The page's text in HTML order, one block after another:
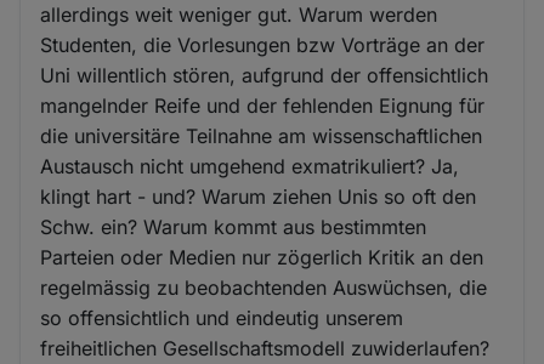
allerdings weit weniger gut. Warum werden
Studenten, die Vorlesungen bzw Vorträge an der
Uni willentlich stören, aufgrund der offensichtlich
mangelnder Reife und der fehlenden Eignung für
die universitäre Teilnahne am wissenschaftlichen
Austausch nicht umgehend exmatrikuliert? Ja,
klingt hart - und? Warum ziehen Unis so oft den
Schw. ein? Warum kommt aus bestimmten
Parteien oder Medien nur zögerlich Kritik an den
regelmässig zu beobachtenden Auswüchsen, die
so offensichtlich und eindeutig unserem
freiheitlichen Gesellschaftsmodell zuwiderlaufen?